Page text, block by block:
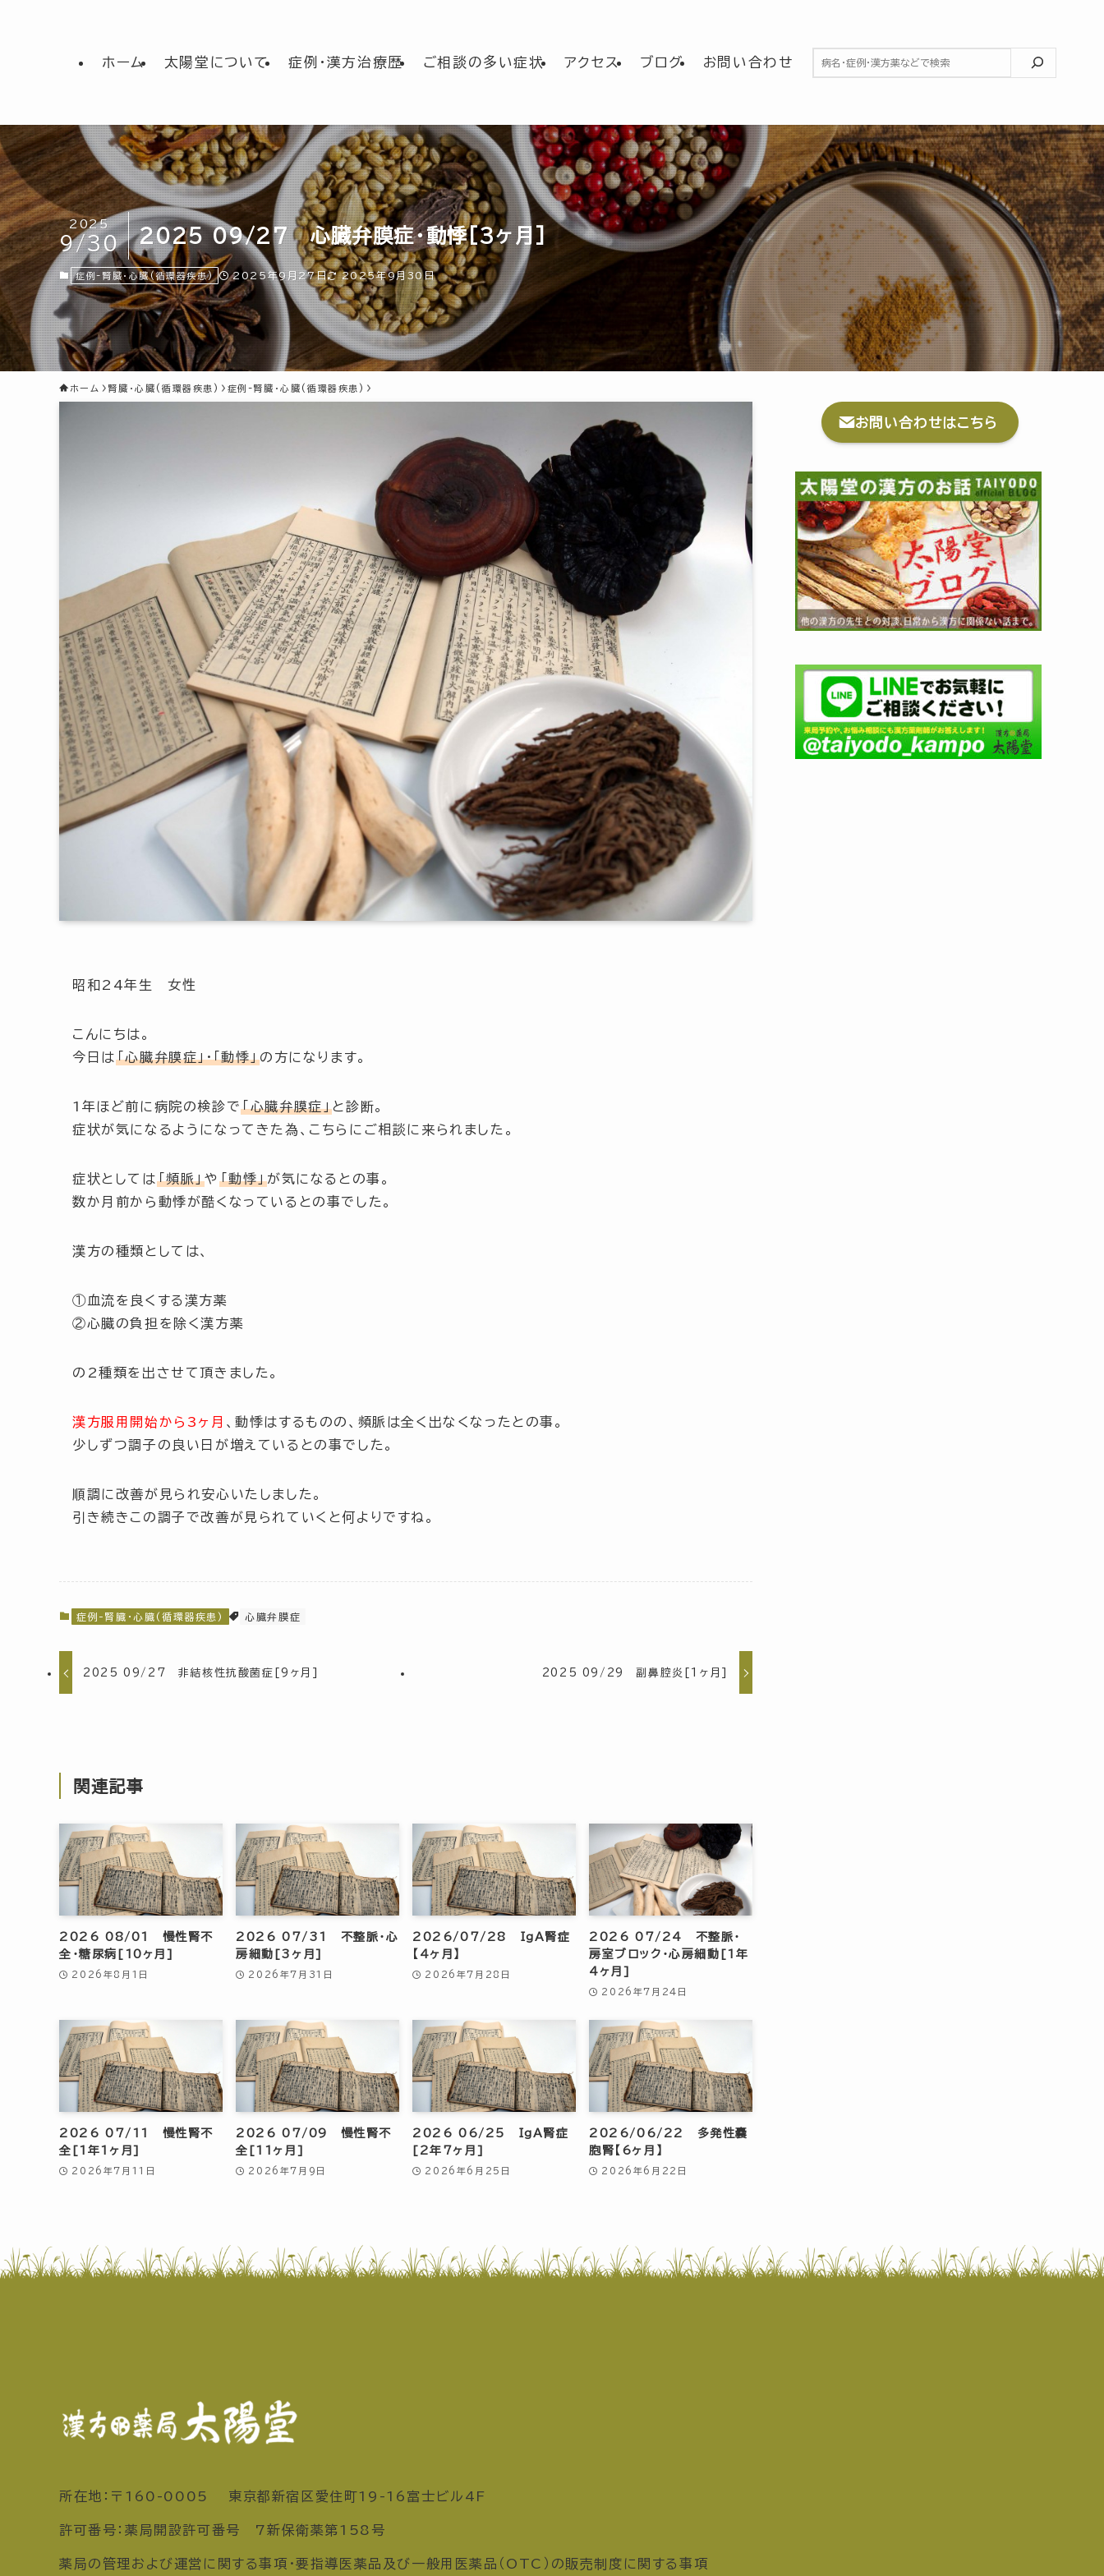
ホーム 太陽堂について 症例・漢方治療歴 ご相談の多い症状 アクセス ブログ お問い合わせ 検索
2025 09/27 心臓弁膜症・動悸[3ヶ月]
2025
9/30
症例-腎臓・心臓(循環器疾患) 2025年9月27日 2025年9月30日
ホーム 腎臓・心臓(循環器疾患) 症例-腎臓・心臓(循環器疾患)
昭和24年生 女性
こんにちは。
今日は 「心臓弁膜症」・「動悸」の方になります。
1年ほど前に病院の検診で「心臓弁膜症」 と診断。
症状が気になるようになってきた為、こちらにご相談に来られました。
症状としては 「頻脈」や 「動悸」が気になるとの事。
数か月前から動悸が酷くなっているとの事でした。
漢方の種類としては、
①血流を良くする漢方薬
②心臓の負担を除く漢方薬
の2種類を出させて頂きました。
漢方服用開始から3ヶ月 、動悸はするものの、頻脈は全く出なくなったとの事。
少しずつ調子の良い日が増えているとの事でした。
順調に改善が見られ安心いたしました。
引き続きこの調子で改善が見られていくと何よりですね。
症例-腎臓・心臓(循環器疾患) 心臓弁膜症
2025 09/27 非結核性抗酸菌症[9ヶ月] 2025 09/29 副鼻腔炎[1ヶ月]
関連記事
2026 08/01 慢性腎不
全・糖尿病[10ヶ月]
2026年8月1日
2026 07/31 不整脈・心
房細動[3ヶ月]
2026年7月31日
2026/07/28 IgA腎症
【4ヶ月】
2026年7月28日
2026 07/24 不整脈・
房室ブロック・心房細動[1年
4ヶ月]
2026年7月24日
2026 07/11 慢性腎不
全[1年1ヶ月]
2026年7月11日
2026 07/09 慢性腎不
全[11ヶ月]
2026年7月9日
2026 06/25 IgA腎症
[2年7ヶ月]
2026年6月25日
2026/06/22 多発性嚢
胞腎【6ヶ月】
2026年6月22日
お問い合わせはこちら
所在地：〒160-0005 東京都新宿区愛住町19-16富士ビル4F
許可番号：薬局開設許可番号 7新保衛薬第158号
薬局の管理および運営に関する事項・要指導医薬品及び一般用医薬品（OTC）の販売制度に関する事項